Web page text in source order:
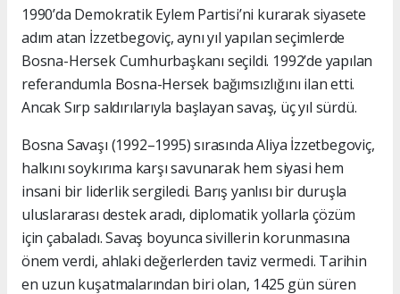
1990’da Demokratik Eylem Partisi’ni kurarak siyasete
adım atan İzzetbegoviç, aynı yıl yapılan seçimlerde
Bosna-Hersek Cumhurbaşkanı seçildi. 1992’de yapılan
referandumla Bosna-Hersek bağımsızlığını ilan etti.
Ancak Sırp saldırılarıyla başlayan savaş, üç yıl sürdü.
Bosna Savaşı (1992–1995) sırasında Aliya İzzetbegoviç,
halkını soykırıma karşı savunarak hem siyasi hem
insani bir liderlik sergiledi. Barış yanlısı bir duruşla
uluslararası destek aradı, diplomatik yollarla çözüm
için çabaladı. Savaş boyunca sivillerin korunmasına
önem verdi, ahlaki değerlerden taviz vermedi. Tarihin
en uzun kuşatmalarından biri olan, 1425 gün süren